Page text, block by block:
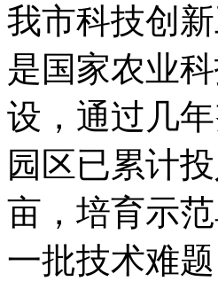
我市科技创
是国家农业
设，通过几
园区已累计
亩，培育示
一批技术难